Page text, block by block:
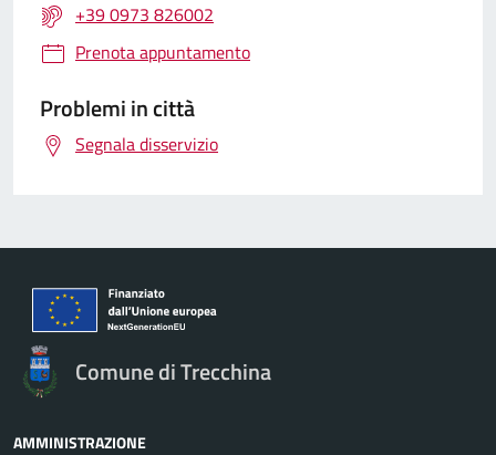
+39 0973 826002
Prenota appuntamento
Problemi in città
Segnala disservizio
Comune di Trecchina
AMMINISTRAZIONE